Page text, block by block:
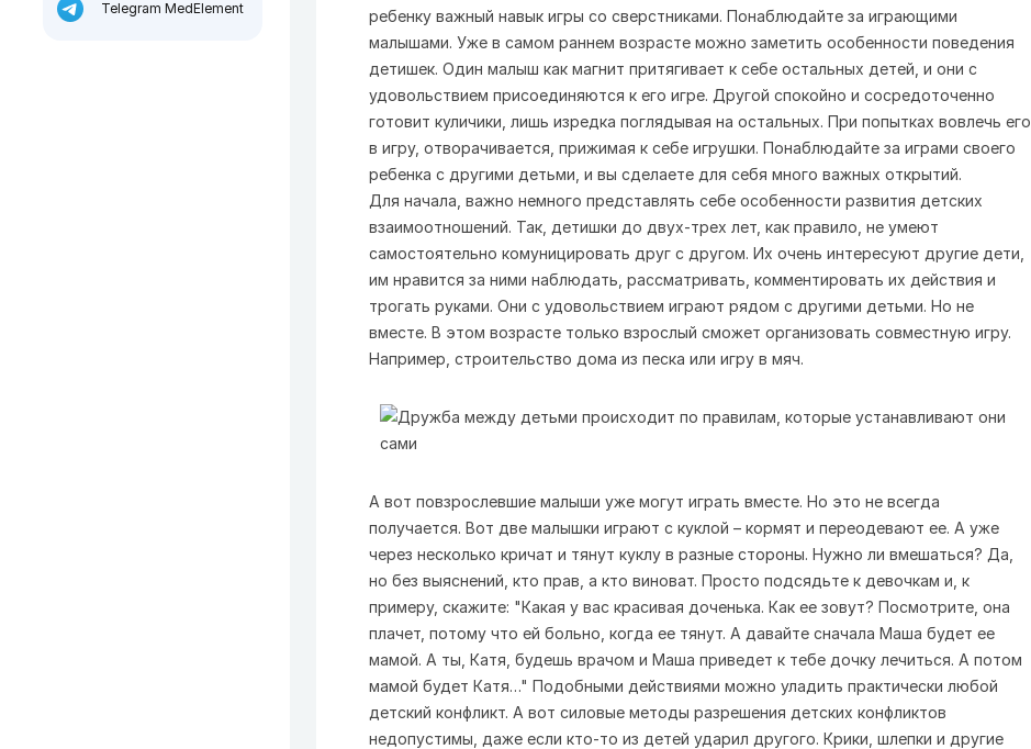
Telegram MedElement
ребенку важный навык игры со сверстниками. Понаблюдайте за играющими
малышами. Уже в самом раннем возрасте можно заметить особенности поведения
детишек. Один малыш как магнит притягивает к себе остальных детей, и они с
удовольствием присоединяются к его игре. Другой спокойно и сосредоточенно
готовит куличики, лишь изредка поглядывая на остальных. При попытках вовлечь его
в игру, отворачивается, прижимая к себе игрушки. Понаблюдайте за играми своего
ребенка с другими детьми, и вы сделаете для себя много важных открытий.
Для начала, важно немного представлять себе особенности развития детских
взаимоотношений. Так, детишки до двух-трех лет, как правило, не умеют
самостоятельно комуницировать друг с другом. Их очень интересуют другие дети,
им нравится за ними наблюдать, рассматривать, комментировать их действия и
трогать руками. Они с удовольствием играют рядом с другими детьми. Но не
вместе. В этом возрасте только взрослый сможет организовать совместную игру.
Например, строительство дома из песка или игру в мяч.
А вот повзрослевшие малыши уже могут играть вместе. Но это не всегда
получается. Вот две малышки играют с куклой – кормят и переодевают ее. А уже
через несколько кричат и тянут куклу в разные стороны. Нужно ли вмешаться? Да,
но без выяснений, кто прав, а кто виноват. Просто подсядьте к девочкам и, к
примеру, скажите: "Какая у вас красивая доченька. Как ее зовут? Посмотрите, она
плачет, потому что ей больно, когда ее тянут. А давайте сначала Маша будет ее
мамой. А ты, Катя, будешь врачом и Маша приведет к тебе дочку лечиться. А потом
мамой будет Катя…" Подобными действиями можно уладить практически любой
детский конфликт. А вот силовые методы разрешения детских конфликтов
недопустимы, даже если кто-то из детей ударил другого. Крики, шлепки и другие